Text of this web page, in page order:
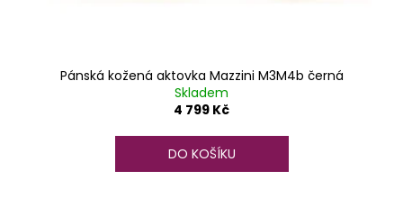
Pánská kožená aktovka Mazzini M3M4b černá
Skladem
4 799 Kč
DO KOŠÍKU